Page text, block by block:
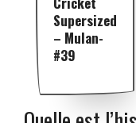
Supersized
– Mulan-
#39